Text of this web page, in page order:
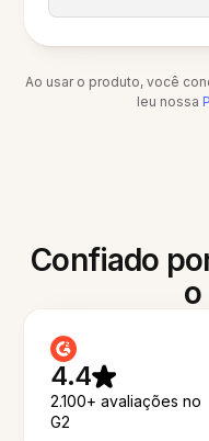
Ao usar o produto, você
leu nossa
Confiado
4.4
2.100+ avaliações no
G2